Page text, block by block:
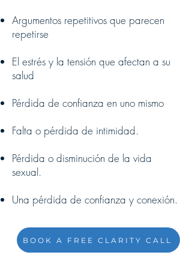
Argumentos repetitivos que parecen
repetirse
El estrés y la tensión que afectan a su
salud
Pérdida de confianza en uno mismo
Falta o pérdida de intimidad.
Pérdida o disminución de la vida
sexual.
Una pérdida de confianza y conexión.
BOOK A FREE CLARITY CALL